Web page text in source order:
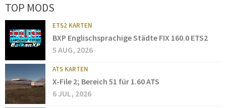
TOP MODS
ETS2 KARTEN
BXP Englischsprachige Städte FIX 160.0 ETS2
5 AUG, 2026
ATS KARTEN
X-File 2; Bereich 51 für 1.60 ATS
6 JUL, 2026